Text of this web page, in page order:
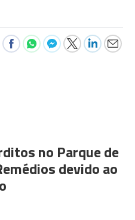
no Parque de
devido ao